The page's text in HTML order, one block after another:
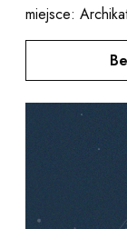
miejsce: